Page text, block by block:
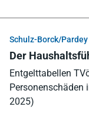
Schulz-Borck/Pardey
Der
Entgelttabellen
Personenschäden
2025)